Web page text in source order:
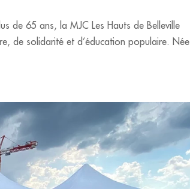
de 65 ans, la MJC Les Hauts de Belleville
de solidarité et d’éducation populaire.